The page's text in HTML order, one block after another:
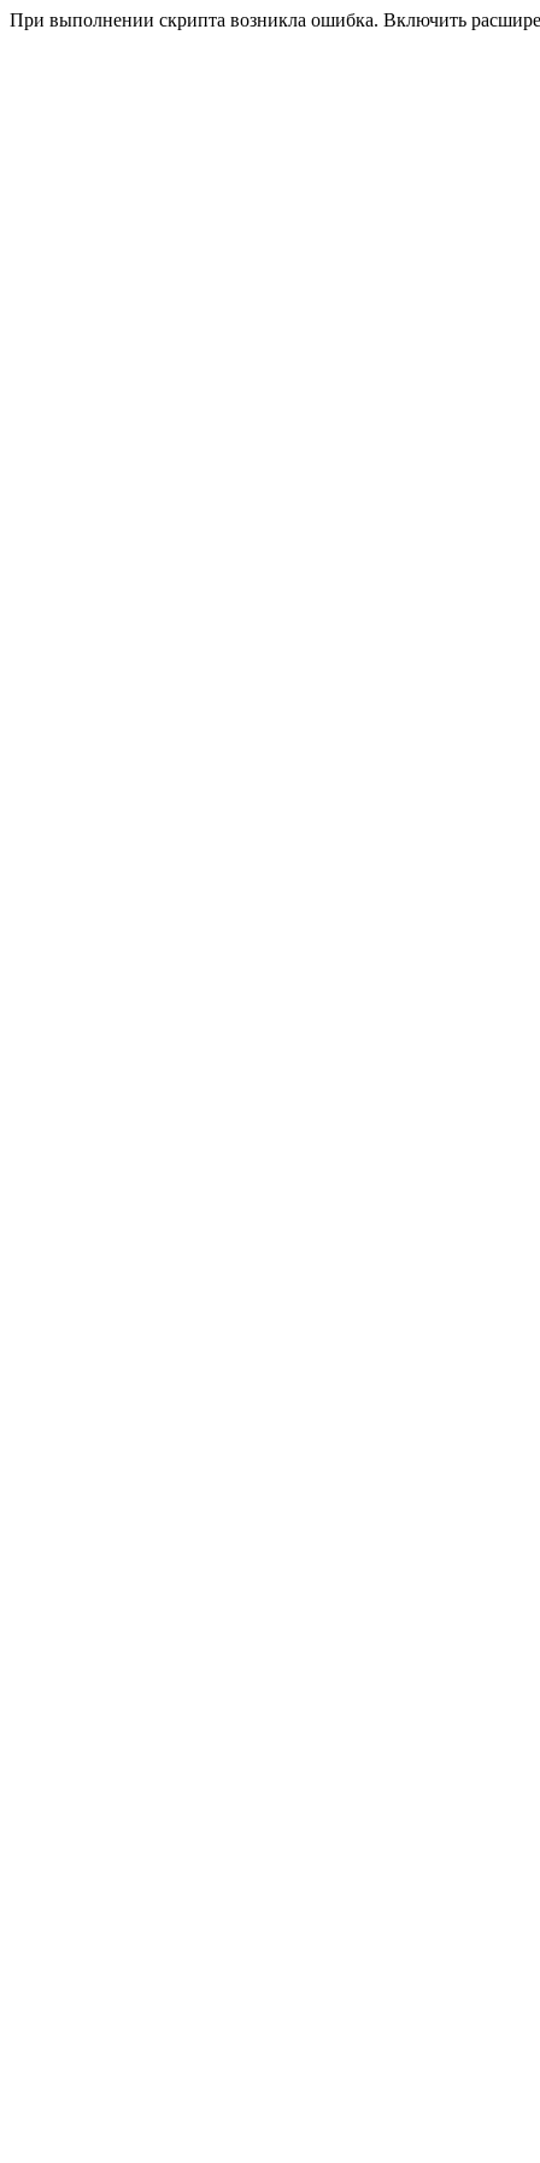
При выполнении скрипта возникла ошибка. Включить